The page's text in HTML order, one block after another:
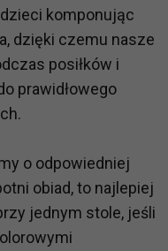
komponując
dzięki czemu nasze
posiłków i
prawidłowego
o odpowiedniej
obiad, to najlepiej
jednym stole, jeśli